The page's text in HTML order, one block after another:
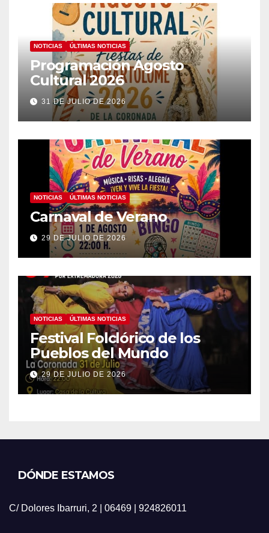
NOTICIAS ÚLTIMAS NOTICIAS
Programación Agosto
Cultural 2026
31 DE JULIO DE 2026
NOTICIAS ÚLTIMAS NOTICIAS
Carnaval de Verano
29 DE JULIO DE 2026
NOTICIAS ÚLTIMAS NOTICIAS
Festival Folclórico de los
Pueblos del Mundo
29 DE JULIO DE 2026
DÓNDE ESTAMOS
C/ Dolores Ibarruri, 2 | 06469 | 924826011